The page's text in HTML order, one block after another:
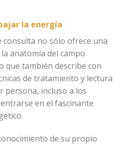
la energía
consulta no sólo ofrece una
anatomía del campo
que también describe con
de tratamiento y lectura
persona, incluso a los
en el fascinante
de su propio